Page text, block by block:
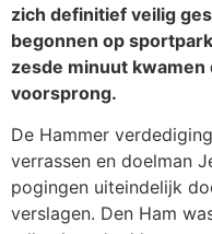
zich definitief veilig
begonnen op
zesde minuut kwamen
voorsprong.
De Hammer
verrassen en doelman
pogingen uiteindelijk
verslagen. Den Ham